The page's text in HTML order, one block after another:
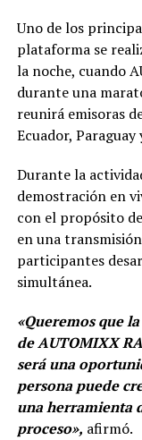
Uno de los
plataforma se
la noche, cuando
durante una
reunirá emisoras
Ecuador, Paraguay
Durante la
demostración en
con el propósito
en una
participantes
simultánea.
«Queremos que
de AUTOMIXX
será una
persona puede
una herramienta
proceso», afirmó.